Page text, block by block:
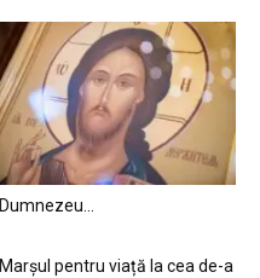
Dumnezeu…
Marșul pentru viață la cea de-a